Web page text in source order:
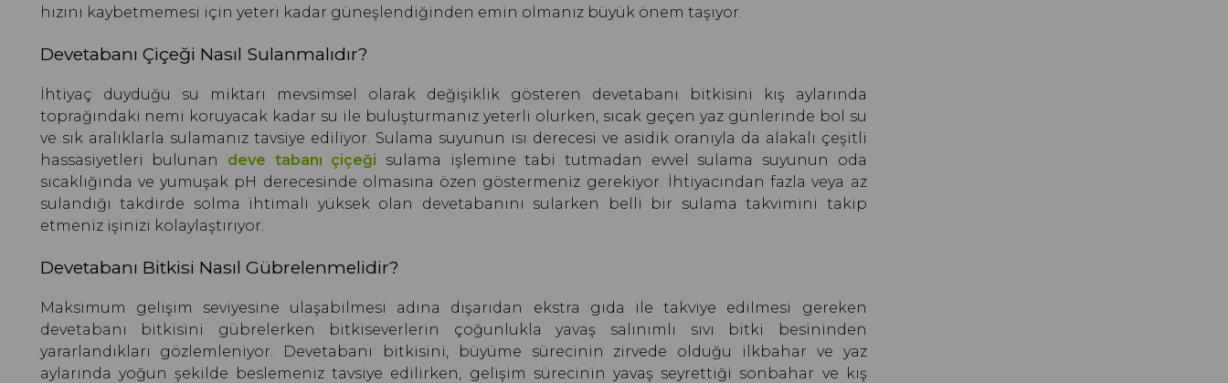
hızını kaybetmemesi için yeteri kadar güneşlendiğinden emin olmanız büyük önem taşıyor.
Devetabanı Çiçeği Nasıl Sulanmalıdır?
İhtiyaç duyduğu su miktarı mevsimsel olarak değişiklik gösteren devetabanı bitkisini kış aylarında
toprağındaki nemi koruyacak kadar su ile buluşturmanız yeterli olurken, sıcak geçen yaz günlerinde bol su
ve sık aralıklarla sulamanız tavsiye ediliyor. Sulama suyunun ısı derecesi ve asidik oranıyla da alakalı çeşitli
hassasiyetleri bulunan deve tabanı çiçeği sulama işlemine tabi tutmadan evvel sulama suyunun oda
sıcaklığında ve yumuşak pH derecesinde olmasına özen göstermeniz gerekiyor. İhtiyacından fazla veya az
sulandığı takdirde solma ihtimali yüksek olan devetabanını sularken belli bir sulama takvimini takip
etmeniz işinizi kolaylaştırıyor.
Devetabanı Bitkisi Nasıl Gübrelenmelidir?
Maksimum gelişim seviyesine ulaşabilmesi adına dışarıdan ekstra gıda ile takviye edilmesi gereken
devetabanı bitkisini gübrelerken bitkiseverlerin çoğunlukla yavaş salınımlı sıvı bitki besininden
yararlandıkları gözlemleniyor. Devetabanı bitkisini, büyüme sürecinin zirvede olduğu ilkbahar ve yaz
aylarında yoğun şekilde beslemeniz tavsiye edilirken, gelişim sürecinin yavaş seyrettiği sonbahar ve kış